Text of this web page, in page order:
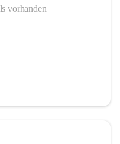
vorhanden